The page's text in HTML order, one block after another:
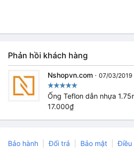
Phản hồi khách hàng
Nshopvn.com · 07/03/2019
Ống Teflon dẫn nhựa
17.000₫
Bảo hành Đổi trả Bảo mật Điều